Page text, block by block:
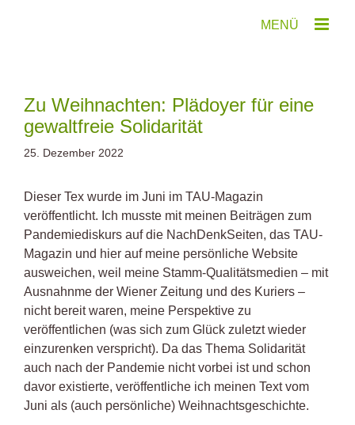
Zu Weihnachten: Plädoyer für eine
gewaltfreie Solidarität
25. Dezember 2022
Dieser Tex wurde im Juni im TAU-Magazin
veröffentlicht. Ich musste mit meinen Beiträgen zum
Pandemiediskurs auf die NachDenkSeiten, das TAU-
Magazin und hier auf meine persönliche Website
ausweichen, weil meine Stamm-Qualitätsmedien – mit
Ausnahnme der Wiener Zeitung und des Kuriers –
nicht bereit waren, meine Perspektive zu
veröffentlichen (was sich zum Glück zuletzt wieder
einzurenken verspricht). Da das Thema Solidarität
auch nach der Pandemie nicht vorbei ist und schon
davor existierte, veröffentliche ich meinen Text vom
Juni als (auch persönliche) Weihnachtsgeschichte.